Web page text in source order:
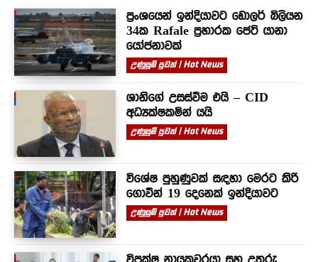
ප්‍රංශයෙන් ඉන්දියාවට ඩොලර් බිලියන
34ක Rafale ප්‍රහාරක ජෙට් යානා
යෝජනාවක්
උණුසුම් පුවත් | Hot News
ශානිගේ උසස්වීම එයි – CID
අධ්‍යක්ෂකමින් යයි
උණුසුම් පුවත් | Hot News
විශේෂ පුහුණුවක් සඳහා මෙරට කිරි
ගොවීන් 19 දෙනෙක් ඉන්දියාවට
උණුසුම් පුවත් | Hot News